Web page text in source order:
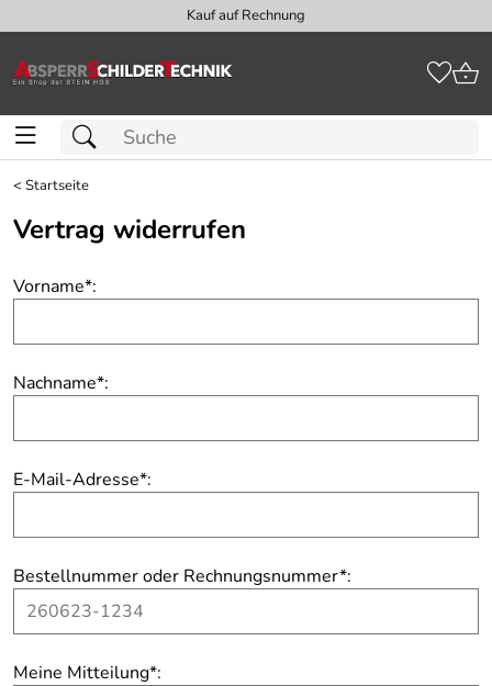
Kauf auf Rechnung
<Startseite
Vertrag widerrufen
Vorname*:
Nachname*:
E-Mail-Adresse*:
Bestellnummer oder Rechnungsnummer*:
Meine Mitteilung*: